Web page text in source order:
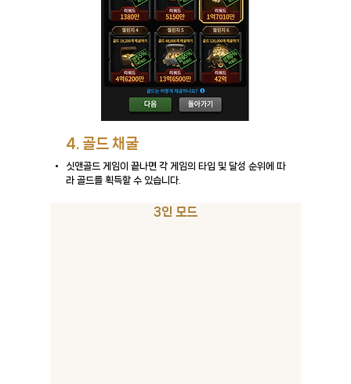
4. 골드 채굴
싯앤골드 게임이 끝나면 각 게임의 타입 및 달성 순위에 따
라 골드를 획득할 수 있습니다.
3인 모드